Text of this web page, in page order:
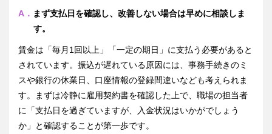
A． まず支払日を確認し、改善しない場合は早めに相談しま
す。
賃金は「毎月1回以上」「一定の期日」に支払う必要があると
されています。振込が遅れている原因には、事務手続きのミ
スや銀行の休業日、口座情報の登録間違いなども考えられま
す。まずは冷静に雇用契約書を確認した上で、職場の担当者
に「支払日を過ぎていますが、入金状況はいかがでしょう
か」と確認することが第一歩です。